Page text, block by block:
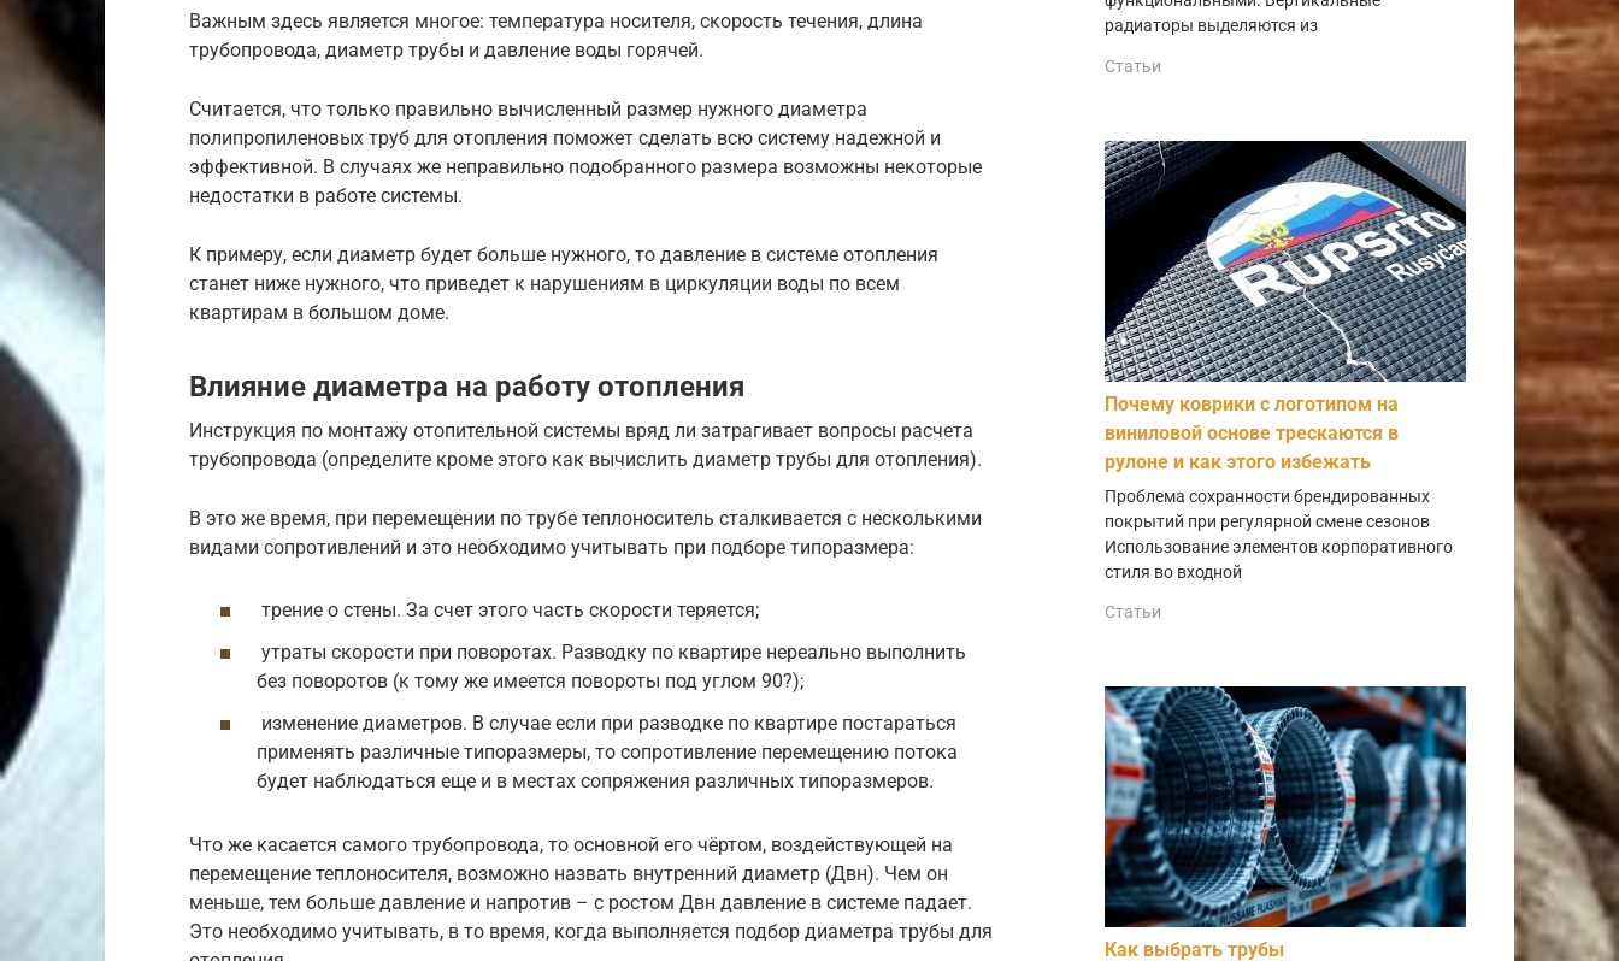
Важным здесь является многое: температура носителя, скорость течения, длина
трубопровода, диаметр трубы и давление воды горячей.
Считается, что только правильно вычисленный размер нужного диаметра
полипропиленовых труб для отопления поможет сделать всю систему надежной и
эффективной. В случаях же неправильно подобранного размера возможны некоторые
недостатки в работе системы.
К примеру, если диаметр будет больше нужного, то давление в системе отопления
станет ниже нужного, что приведет к нарушениям в циркуляции воды по всем
квартирам в большом доме.
Влияние диаметра на работу отопления
Инструкция по монтажу отопительной системы вряд ли затрагивает вопросы расчета
трубопровода (определите кроме этого как вычислить диаметр трубы для отопления).
В это же время, при перемещении по трубе теплоноситель сталкивается с несколькими
видами сопротивлений и это необходимо учитывать при подборе типоразмера:
трение о стены. За счет этого часть скорости теряется;
утраты скорости при поворотах. Разводку по квартире нереально выполнить
без поворотов (к тому же имеется повороты под углом 90?);
изменение диаметров. В случае если при разводке по квартире постараться
применять различные типоразмеры, то сопротивление перемещению потока
будет наблюдаться еще и в местах сопряжения различных типоразмеров.
Что же касается самого трубопровода, то основной его чёртом, воздействующей на
перемещение теплоносителя, возможно назвать внутренний диаметр (Двн). Чем он
меньше, тем больше давление и напротив – с ростом Двн давление в системе падает.
Это необходимо учитывать, в то время, когда выполняется подбор диаметра трубы для
радиаторы выделяются из
Статьи
Почему коврики с логотипом на
виниловой основе трескаются в
рулоне и как этого избежать
Проблема сохранности брендированных
покрытий при регулярной смене сезонов
Использование элементов корпоративного
стиля во входной
Статьи
Как выбрать трубы